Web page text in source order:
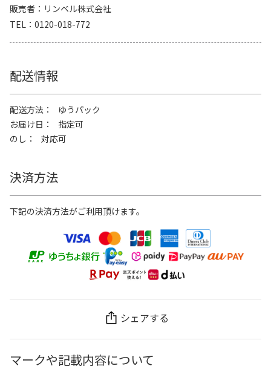
販売者
リンベル株式会社
TEL
0120-018-772
配送情報
配送方法
ゆうパック
お届け日
指定可
のし
対応可
決済方法
下記の決済方法がご利用頂けます。
シェアする
マークや記載内容について